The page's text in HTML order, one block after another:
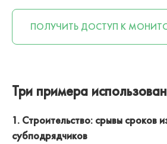
ПОЛУЧИТЬ ДОСТУП К
Три примера
1. Строительство: срывы сроков
субподрядчиков